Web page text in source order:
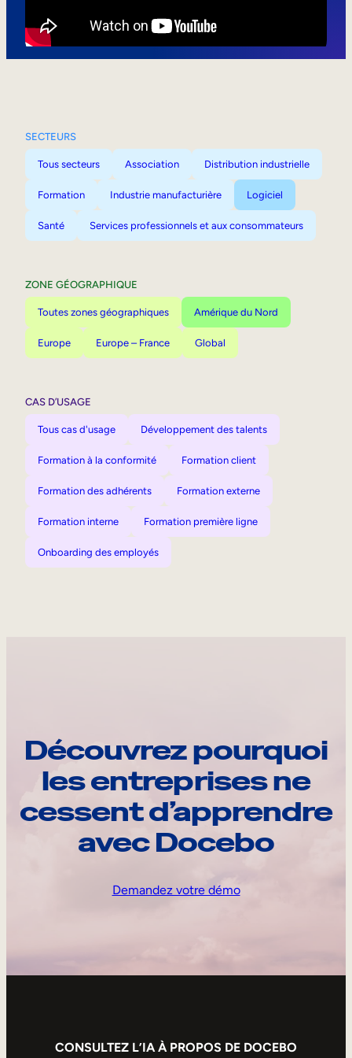
SECTEURS
Tous secteurs Association Distribution industrielle
Formation Industrie manufacturière Logiciel
Santé Services professionnels et aux consommateurs
ZONE GÉOGRAPHIQUE
Toutes zones géographiques Amérique du Nord
Europe Europe – France Global
CAS D’USAGE
Tous cas d'usage Développement des talents
Formation à la conformité Formation client
Formation des adhérents Formation externe
Formation interne Formation première ligne
Onboarding des employés
Découvrez pourquoi
les entreprises ne
cessent d’apprendre
avec Docebo
Demandez votre démo
CONSULTEZ L’IA À PROPOS DE DOCEBO